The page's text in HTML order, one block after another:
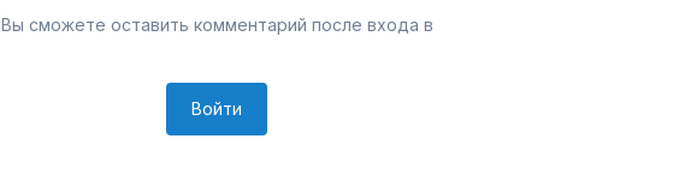
Вы сможете оставить комментарий после входа в
Войти